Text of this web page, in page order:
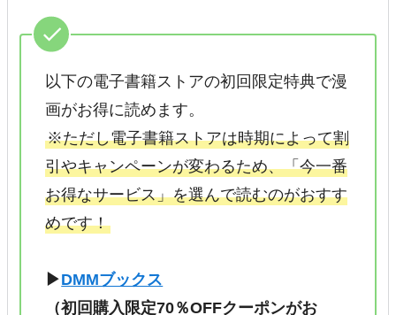
以下の電子書籍ストアの初回限定特典で漫
画がお得に読めます。
※ただし電子書籍ストアは時期によって割
引やキャンペーンが変わるため、「今一番
お得なサービス」を選んで読むのがおすす
めです！
▶DMMブックス
（初回購入限定70％OFFクーポンがお